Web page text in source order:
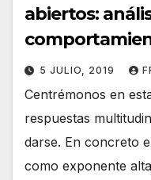
abiertos:
5 JULIO, 2019
Centrémonos en
respuestas
darse. En concreto
como exponente